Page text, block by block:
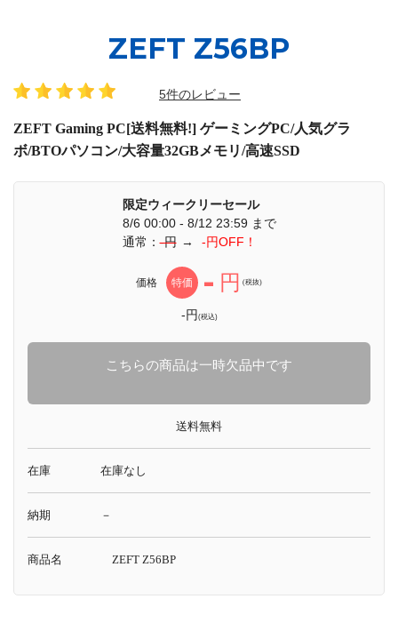
ZEFT Z56BP
5件のレビュー
ZEFT Gaming PC[送料無料!] ゲーミングPC/人気グラ
ボ/BTOパソコン/大容量32GBメモリ/高速SSD
限定ウィークリーセール
8/6 00:00 - 8/12 23:59 まで
通常：-円 → -円OFF！
価格 特価 - 円 (税抜)
-円(税込)
こちらの商品は一時欠品中です
送料無料
在庫 在庫なし
納期 －
商品名 ZEFT Z56BP